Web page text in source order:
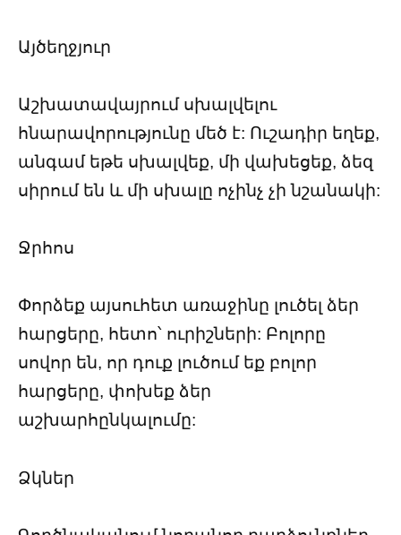
Այծեղջյուր
Աշխատավայրում սխալվելու
հնարավորությունը մեծ է: Ուշադիր եղեք,
անգամ եթե սխալվեք, մի վախեցեք, ձեզ
սիրում են և մի սխալը ոչինչ չի նշանակի:
Ջրհոս
Փորձեք այսուհետ առաջինը լուծել ձեր
հարցերը, հետո՝ ուրիշների: Բոլորը
սովոր են, որ դուք լուծում եք բոլոր
հարցերը, փոխեք ձեր
աշխարհընկալումը:
Ձկներ